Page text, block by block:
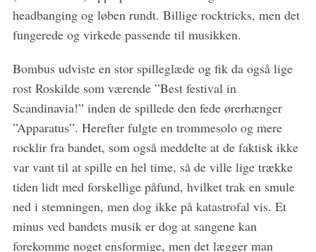
headbanging og løben rundt. Billige rocktricks, men det
fungerede og virkede passende til musikken.
Bombus udviste en stor spilleglæde og fik da også lige
rost Roskilde som værende ”Best festival in
Scandinavia!” inden de spillede den fede ørerhænger
”Apparatus”. Herefter fulgte en trommesolo og mere
rocklir fra bandet, som også meddelte at de faktisk ikke
var vant til at spille en hel time, så de ville lige trække
tiden lidt med forskellige påfund, hvilket trak en smule
ned i stemningen, men dog ikke på katastrofal vis. Et
minus ved bandets musik er dog at sangene kan
forekomme noget ensformige, men det lægger man